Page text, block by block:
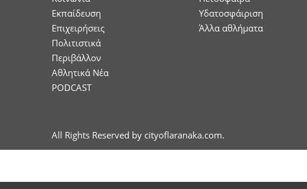
Εκπαίδευση
Επιχειρήσεις
Πολιτιστικά
Περιβάλλον
Αθλητικά Νέα
PODCAST
Υδατοσφάιριση
Άλλα αθλήματα
All Rights Reserved by cityoflaranaka.com.